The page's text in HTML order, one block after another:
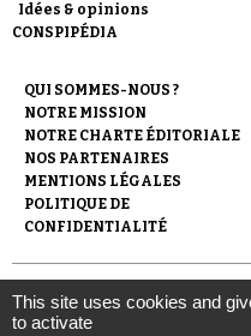
Idées & opinions
CONSPIPÉDIA
QUI SOMMES-NOUS ?
NOTRE MISSION
NOTRE CHARTE ÉDITORIALE
NOS PARTENAIRES
MENTIONS LÉGALES
POLITIQUE DE
CONFIDENTIALITÉ
© 2007- 2026 Conspiracy
l'Observatoire du
le soutien de la Fondation
This site uses cookies and
to activate